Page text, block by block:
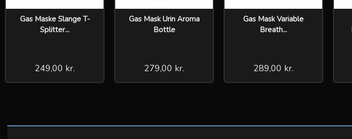
Gas Maske Slange T-
Splitter...
249,00 kr.
Gas Mask Urin Aroma
Bottle
279,00 kr.
Gas Mask Variable
Breath...
289,00 kr.